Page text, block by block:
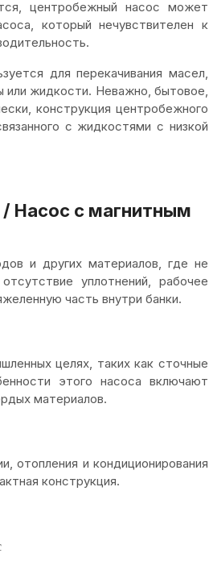
центробежный насос может
который нечувствителен к
для перекачивания масел,
или жидкости. Неважно, бытовое,
конструкция центробежного
с жидкостями с низкой
/ Насос с магнитным
и других материалов, где не
уплотнений, рабочее
часть внутри банки.
целях, таких как сточные
этого насоса включают
материалов.
отопления и кондиционирования
конструкция.